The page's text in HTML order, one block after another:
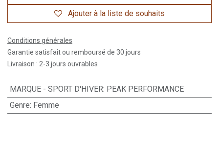
Ajouter à la liste de souhaits
Conditions générales
Garantie satisfait ou remboursé de 30 jours
Livraison : 2-3 jours ouvrables
MARQUE - SPORT D'HIVER: PEAK PERFORMANCE
Genre: Femme